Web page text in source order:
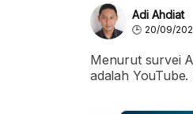
Adi Ahdiat
20/09/
Menurut survei
adalah